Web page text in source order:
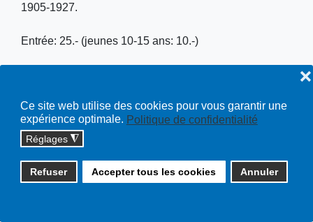
Ce site web utilise des cookies pour vous garantir une
expérience optimale. Politique de confidentialité
Réglages ◮
Refuser Accepter tous les cookies Annuler
❌
1905-1927.
Entrée: 25.- (jeunes 10-15 ans: 10.-)
Copyright © 2026 cossonay.ch - tous droits réservés | site :
solutions informatiques